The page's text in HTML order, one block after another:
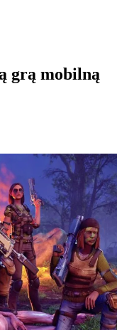
grą mobilną